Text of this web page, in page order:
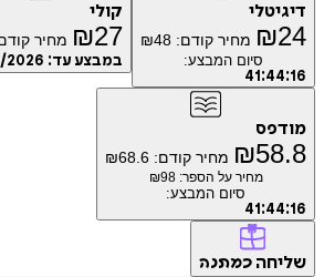
₪ מחיר קודם: ₪48
סיום המבצע:
41
₪ 27 מחיר קודם: ₪48
במבצע עד:31/08/2026
₪ מחיר קודם: ₪68.6
מחיר על הספר: ₪98
סיום המבצע:
41
כמתנה